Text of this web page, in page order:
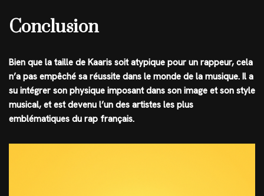
Conclusion
Bien que la taille de Kaaris soit atypique pour un rappeur, cela
n’a pas empêché sa réussite dans le monde de la musique. Il a
su intégrer son physique imposant dans son image et son style
musical, et est devenu l’un des artistes les plus
emblématiques du rap français.